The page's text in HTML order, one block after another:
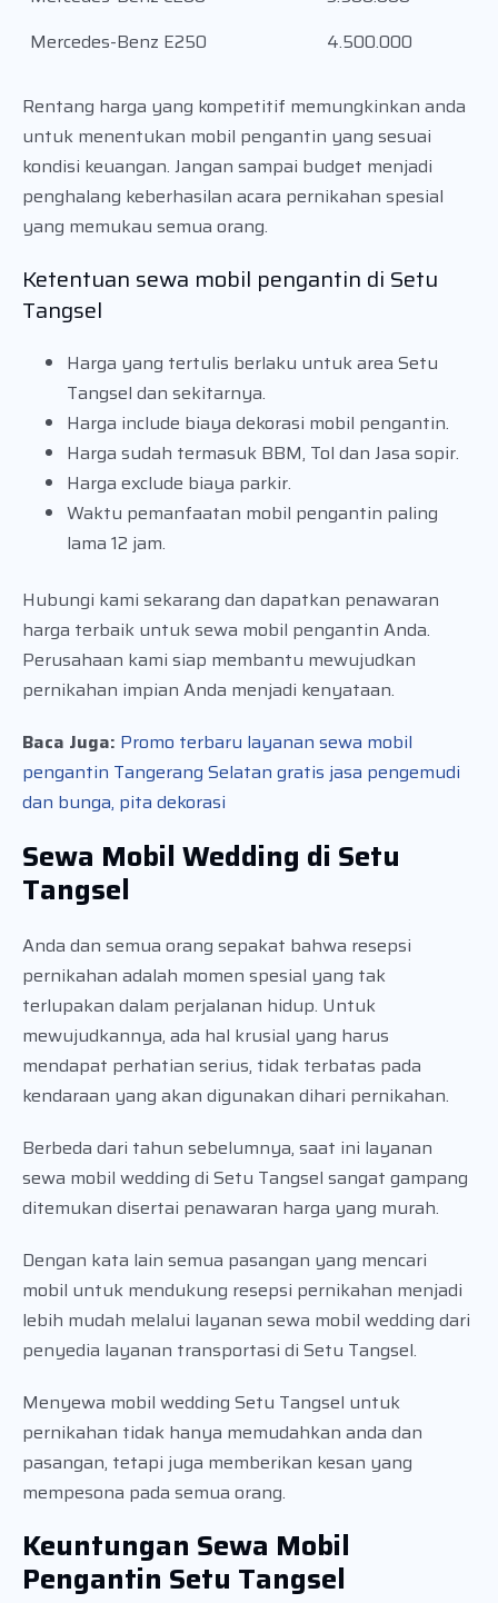
Mercedes-Benz E250
4.500.000
Rentang harga yang kompetitif memungkinkan anda
untuk menentukan mobil pengantin yang sesuai
kondisi keuangan. Jangan sampai budget menjadi
penghalang keberhasilan acara pernikahan spesial
yang memukau semua orang.
Ketentuan sewa mobil pengantin di Setu
Tangsel
Harga yang tertulis berlaku untuk area Setu
Tangsel dan sekitarnya.
Harga include biaya dekorasi mobil pengantin.
Harga sudah termasuk BBM, Tol dan Jasa sopir.
Harga exclude biaya parkir.
Waktu pemanfaatan mobil pengantin paling
lama 12 jam.
Hubungi kami sekarang dan dapatkan penawaran
harga terbaik untuk sewa mobil pengantin Anda.
Perusahaan kami siap membantu mewujudkan
pernikahan impian Anda menjadi kenyataan.
Baca Juga: Promo terbaru layanan sewa mobil
pengantin Tangerang Selatan gratis jasa pengemudi
dan bunga, pita dekorasi
Sewa Mobil Wedding di Setu
Tangsel
Anda dan semua orang sepakat bahwa resepsi
pernikahan adalah momen spesial yang tak
terlupakan dalam perjalanan hidup. Untuk
mewujudkannya, ada hal krusial yang harus
mendapat perhatian serius, tidak terbatas pada
kendaraan yang akan digunakan dihari pernikahan.
Berbeda dari tahun sebelumnya, saat ini layanan
sewa mobil wedding di Setu Tangsel sangat gampang
ditemukan disertai penawaran harga yang murah.
Dengan kata lain semua pasangan yang mencari
mobil untuk mendukung resepsi pernikahan menjadi
lebih mudah melalui layanan sewa mobil wedding dari
penyedia layanan transportasi di Setu Tangsel.
Menyewa mobil wedding Setu Tangsel untuk
pernikahan tidak hanya memudahkan anda dan
pasangan, tetapi juga memberikan kesan yang
mempesona pada semua orang.
Keuntungan Sewa Mobil
Pengantin Setu Tangsel